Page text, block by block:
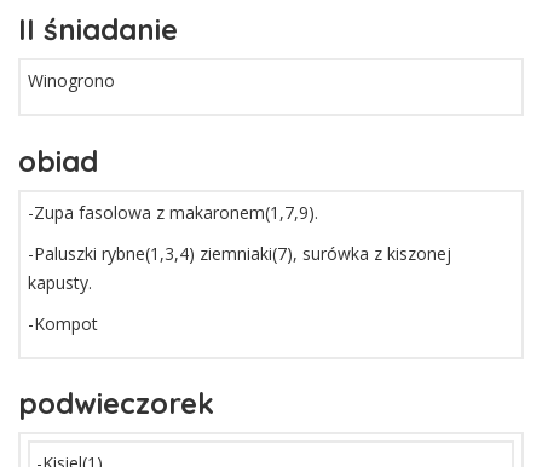
II śniadanie
Winogrono
obiad
-Zupa fasolowa z makaronem(1,7,9).
-Paluszki rybne(1,3,4) ziemniaki(7), surówka z kiszonej
kapusty.
-Kompot
podwieczorek